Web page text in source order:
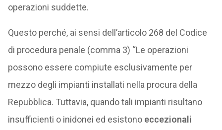
operazioni suddette.
Questo perché, ai sensi dell’articolo 268 del Codice
di procedura penale (comma 3) “Le operazioni
possono essere compiute esclusivamente per
mezzo degli impianti installati nella procura della
Repubblica. Tuttavia, quando tali impianti risultano
insufficienti o inidonei ed esistono eccezionali